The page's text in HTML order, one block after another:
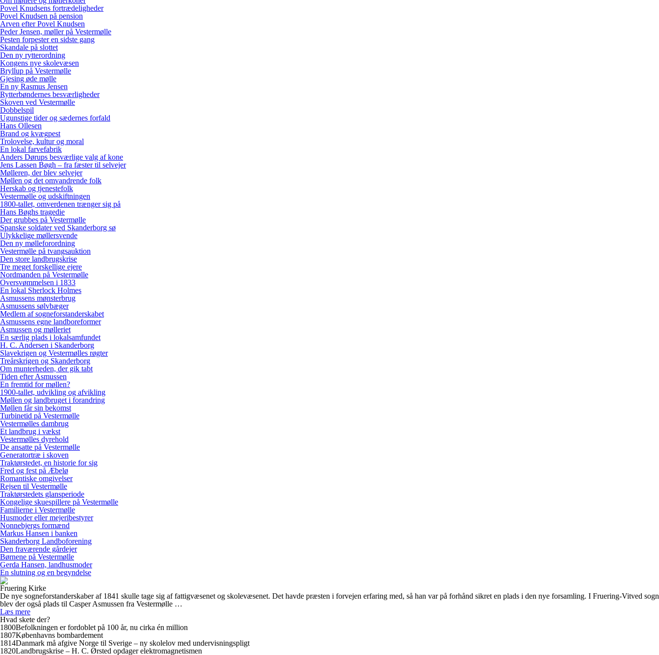
Povel Knudsens fortrædeligheder
Povel Knudsen på pension
Arven efter Povel Knudsen
Peder Jensen, møller på Vestermølle
Pesten forpester en sidste gang
Skandale på slottet
Den ny rytterordning
Kongens nye skolevæsen
Bryllup på Vestermølle
Gjesing øde mølle
En ny Rasmus Jensen
Rytterbøndernes besværligheder
Skoven ved Vestermølle
Dobbelspil
Ugunstige tider og sædernes forfald
Hans Ollesen
Brand og kvægpest
Trolovelse, kultur og moral
En lokal farvefabrik
Anders Dørups besværlige valg af kone
Jens Lassen Bøgh – fra fæster til selvejer
Mølleren, der blev selvejer
Møllen og det omvandrende folk
Herskab og tjenestefolk
Vestermølle og udskiftningen
1800-tallet, omverdenen trænger sig på
Hans Bøghs tragedie
Der grubbes på Vestermølle
Spanske soldater ved Skanderborg sø
Ulykkelige møllersvende
Den ny mølleforordning
Vestermølle på tvangsauktion
Den store landbrugskrise
Tre meget forskellige ejere
Nordmanden på Vestermølle
Oversvømmelsen i 1833
En lokal Sherlock Holmes
Asmussens mønsterbrug
Asmussens sølvbæger
Medlem af sogneforstanderskabet
Asmussens egne landboreformer
Asmussen og mølleriet
En særlig plads i lokalsamfundet
H. C. Andersen i Skanderborg
Slavekrigen og Vestermølles røgter
Treårskrigen og Skanderborg
Om munterheden, der gik tabt
Tiden efter Asmussen
En fremtid for møllen?
1900-tallet, udvikling og afvikling
Møllen og landbruget i forandring
Møllen får sin bekomst
Turbinetid på Vestermølle
Vestermølles dambrug
Et landbrug i vækst
Vestermølles dyrehold
De ansatte på Vestermølle
Generatortræ i skoven
Traktørstedet, en historie for sig
Fred og fest på Æbelø
Romantiske omgivelser
Rejsen til Vestermølle
Traktørstedets glansperiode
Kongelige skuespillere på Vestermølle
Familierne i Vestermølle
Husmoder eller mejeribestyrer
Nonnebjergs formænd
Markus Hansen i banken
Skanderborg Landboforening
Den fraværende gårdejer
Børnene på Vestermølle
Gerda Hansen, landhusmoder
En slutning og en begyndelse
Fruering Kirke
De nye sogneforstanderskaber af 1841 skulle tage sig af fattigvæsenet og skolevæsenet. Det havde præsten i forvejen erfaring med, så han var på forhånd sikret en plads i den nye forsamling. I Fruering-Vitved sogn
blev der også plads til Casper Asmussen fra Vestermølle …
Læs mere
Hvad skete der?
1800Befolkningen er fordoblet på 100 år, nu cirka én million
1807Københavns bombardement
1814Danmark må afgive Norge til Sverige – ny skolelov med undervisningspligt
1820Landbrugskrise – H. C. Ørsted opdager elektromagnetismen